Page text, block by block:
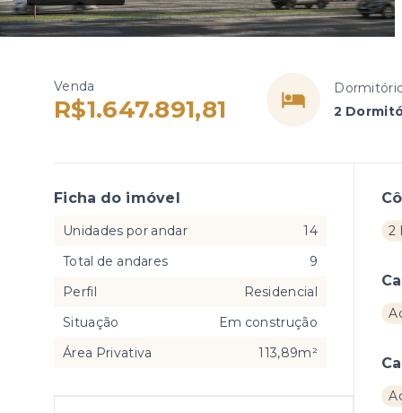
Venda
R$1.647.891,81
2
2
Ficha do imóvel
Unidades por andar
14
Total de andares
9
Perfil
Residencial
Situação
Em construção
Área Privativa
113,89m²